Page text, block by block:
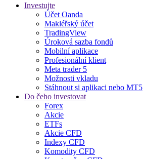
Investujte
Účet Oanda
Makléřský účet
TradingView
Úroková sazba fondů
Mobilní aplikace
Profesionální klient
Meta trader 5
Možnosti vkladu
Stáhnout si aplikaci nebo MT5
Do čeho investovat
Forex
Akcie
ETFs
Akcie CFD
Indexy CFD
Komodity CFD